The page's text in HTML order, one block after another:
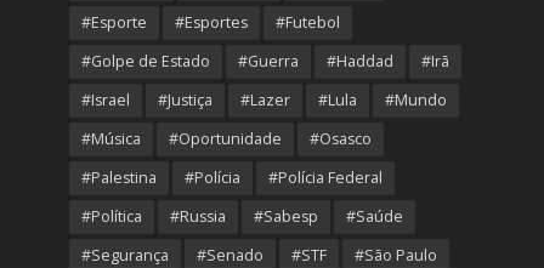
#Esporte
#Esportes
#Futebol
#Golpe de Estado
#Guerra #Haddad
#Irã
#Israel
#Justiça #Lazer #Lula
#Mundo
#Música
#Oportunidade
#Osasco
#Palestina
#Polícia
#Polícia Federal
#Política
#Russia #Sabesp
#Saúde
#Segurança
#Senado #STF
#São Paulo